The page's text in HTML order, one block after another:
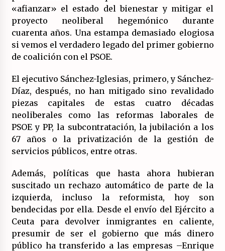
17/07/2026
La OTAN acelera la militarización industrial
con un nuevo modelo de producción
permanente.
16/07/2026
Actos en Valencia y Alicante contra la
represión del activismo por Palestina.
16/07/2026
Asamblea abierta de los CLER en Alaquàs
plantea una alternativa a las obras aprobadas
para La Saleta y la línea C3.
16/07/2026
Declaración de Estambul por un Frente Común
contra la OTAN, el Imperialismo y la Guerra.
14/07/2026
«afianzar» el estado del bienestar y mitigar el
proyecto neoliberal hegemónico durante
cuarenta años. Una estampa demasiado elogiosa
si vemos el verdadero legado del primer gobierno
de coalición con el PSOE.
El ejecutivo Sánchez-Iglesias, primero, y Sánchez-
Díaz, después, no han mitigado sino revalidado
piezas capitales de estas cuatro décadas
neoliberales como las reformas laborales de
PSOE y PP, la subcontratación, la jubilación a los
67 años o la privatización de la gestión de
servicios públicos, entre otras.
Además, políticas que hasta ahora hubieran
suscitado un rechazo automático de parte de la
izquierda, incluso la reformista, hoy son
bendecidas por ella. Desde el envío del Ejército a
Ceuta para devolver inmigrantes en caliente,
presumir de ser el gobierno que más dinero
público ha transferido a las empresas –Enrique